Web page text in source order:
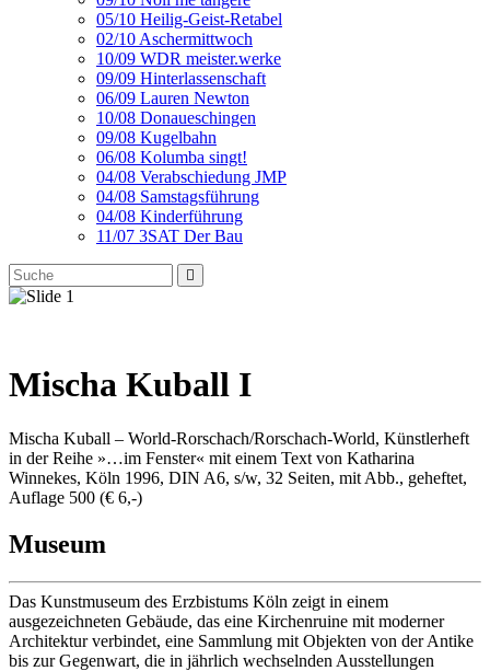
05/10 Heilig-Geist-Retabel
02/10 Aschermittwoch
10/09 WDR meister.werke
09/09 Hinterlassenschaft
06/09 Lauren Newton
10/08 Donaueschingen
09/08 Kugelbahn
06/08 Kolumba singt!
04/08 Verabschiedung JMP
04/08 Samstagsführung
04/08 Kinderführung
11/07 3SAT Der Bau
Mischa Kuball I
Mischa Kuball – World-Rorschach/Rorschach-World, Künstlerheft
in der Reihe »…im Fenster« mit einem Text von Katharina
Winnekes, Köln 1996, DIN A6, s/w, 32 Seiten, mit Abb., geheftet,
Auflage 500 (€ 6,-)
Museum
Das Kunstmuseum des Erzbistums Köln zeigt in einem
ausgezeichneten Gebäude, das eine Kirchenruine mit moderner
Architektur verbindet, eine Sammlung mit Objekten von der Antike
bis zur Gegenwart, die in jährlich wechselnden Ausstellungen